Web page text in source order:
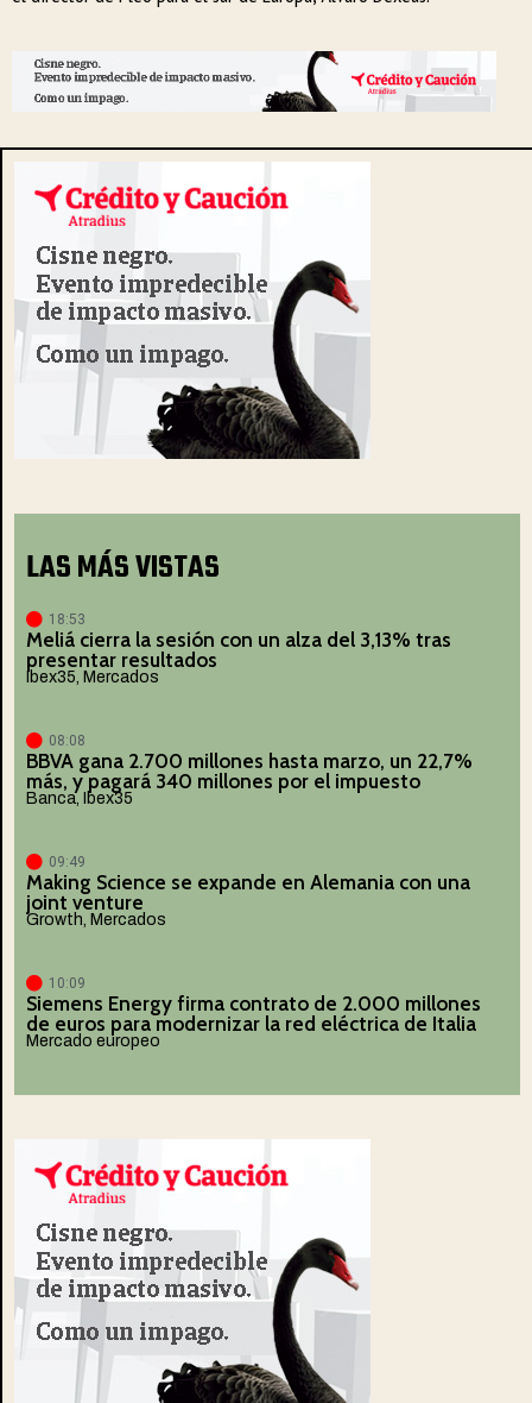
LAS MÁS VISTAS
18:53
Meliá cierra la sesión con un alza del 3,13% tras
presentar resultados
Ibex35, Mercados
08:08
BBVA gana 2.700 millones hasta marzo, un 22,7%
más, y pagará 340 millones por el impuesto
Banca, Ibex35
09:49
Making Science se expande en Alemania con una
joint venture
Growth, Mercados
10:09
Siemens Energy firma contrato de 2.000 millones
de euros para modernizar la red eléctrica de Italia
Mercado europeo